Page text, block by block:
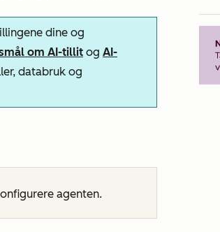
dine og
om AI-tillit og AI-
databruk og
agenten.